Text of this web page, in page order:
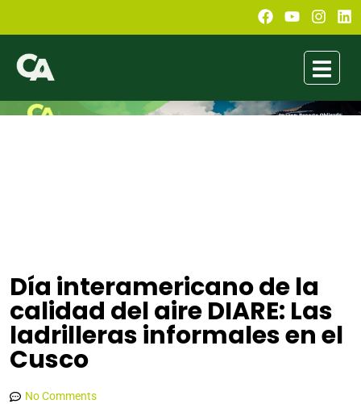
Día interamericano de la
calidad del aire DIARE: Las
ladrilleras informales en el
Cusco
No Comments